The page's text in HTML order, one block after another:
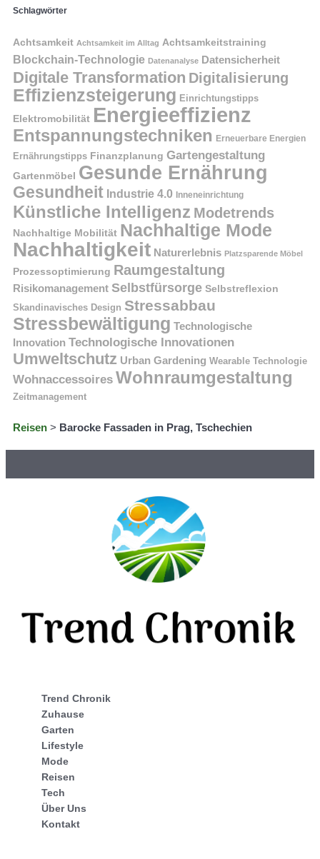
Schlagwörter
Achtsamkeit Achtsamkeit im Alltag Achtsamkeitstraining
Blockchain-Technologie Datenanalyse Datensicherheit
Digitale Transformation Digitalisierung
Effizienzsteigerung Einrichtungstipps
Elektromobilität Energieeffizienz
Entspannungstechniken Erneuerbare Energien
Ernährungstipps Finanzplanung Gartengestaltung
Gartenmöbel Gesunde Ernährung
Gesundheit Industrie 4.0 Inneneinrichtung
Künstliche Intelligenz Modetrends
Nachhaltige Mobilität Nachhaltige Mode
Nachhaltigkeit Naturerlebnis Platzsparende Möbel
Prozessoptimierung Raumgestaltung
Risikomanagement Selbstfürsorge Selbstreflexion
Skandinavisches Design Stressabbau
Stressbewältigung Technologische
Innovation Technologische Innovationen
Umweltschutz Urban Gardening Wearable Technologie
Wohnaccessoires Wohnraumgestaltung
Zeitmanagement
Reisen > Barocke Fassaden in Prag, Tschechien
Trend Chronik
Zuhause
Garten
Lifestyle
Mode
Reisen
Tech
Über Uns
Kontakt